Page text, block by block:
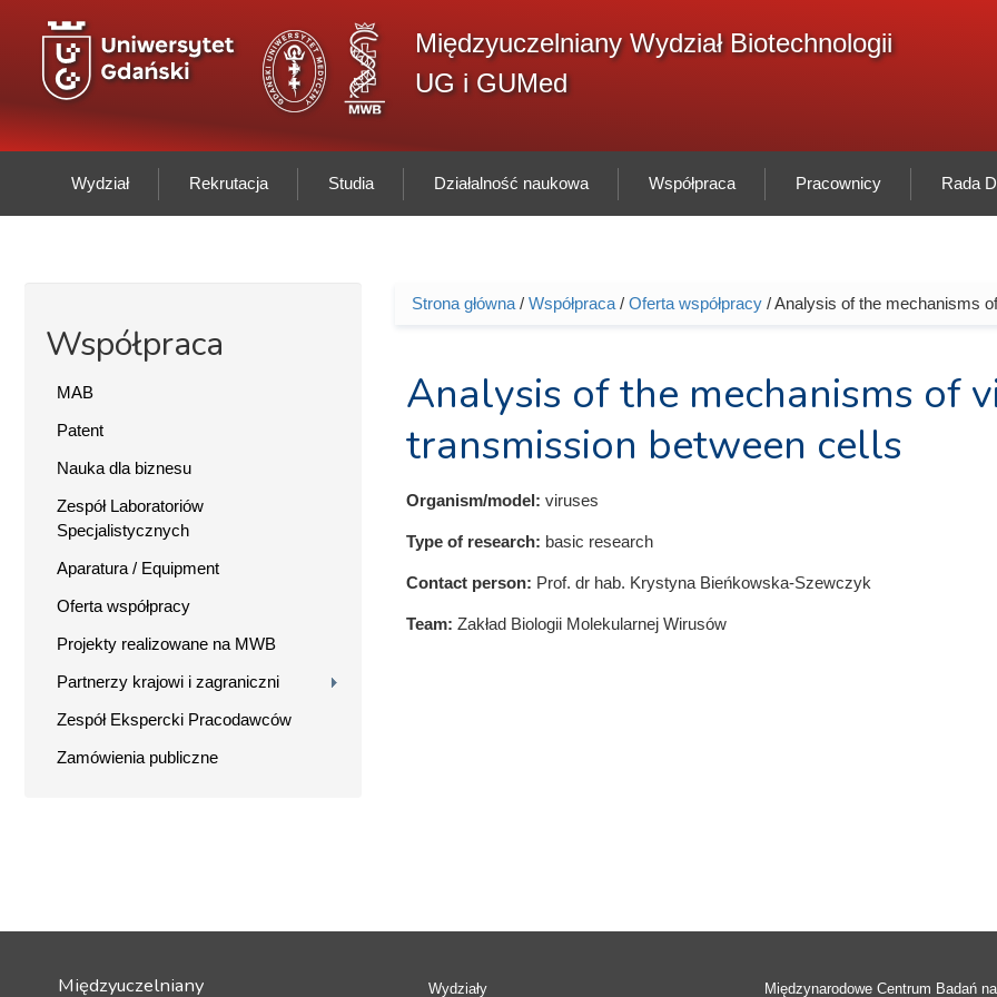
Międzyuczelniany Wydział Biotechnologii
UG i GUMed
Wydział Rekrutacja Studia Działalność naukowa Współpraca Pracownicy Rada
Współpraca
MAB
Patent
Nauka dla biznesu
Zespół Laboratoriów
Specjalistycznych
Aparatura / Equipment
Oferta współpracy
Projekty realizowane na MWB
Partnerzy krajowi i zagraniczni
Zespół Ekspercki Pracodawców
Zamówienia publiczne
Jesteś tutaj
Strona główna/ Współpraca/ Oferta współpracy/ Analysis of the mechanisms
Analysis of the mechanisms of
transmission between cells
Organism/model: viruses
Type of research: basic research
Contact person: Prof. dr hab. Krystyna Bieńkowska-Szewczyk
Team: Zakład Biologii Molekularnej Wirusów
Międzyuczelniany Wydziały Międzynarodowe Centrum Badań